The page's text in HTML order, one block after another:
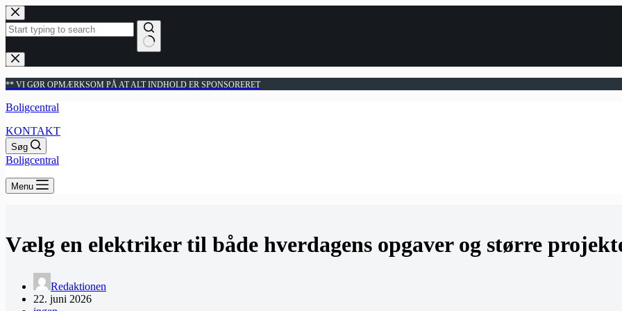
Fortsæt
til
indhold
Ingen
resultater
** VI GØR OPMÆRKSOM PÅ AT ALT INDHOLD ER SPONSORERET
Boligcentral
KONTAKT
Søg
Boligcentral
Menu
Vælg en elektriker til både hverdagens opgaver og større
Redaktionen
22. juni 2026